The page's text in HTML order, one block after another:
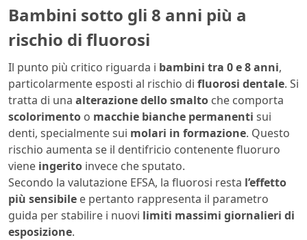
Bambini sotto gli 8 anni più a
rischio di fluorosi
Il punto più critico riguarda i bambini tra 0 e 8 anni,
particolarmente esposti al rischio di fluorosi dentale. Si
tratta di una alterazione dello smalto che comporta
scolorimento o macchie bianche permanenti sui
denti, specialmente sui molari in formazione. Questo
rischio aumenta se il dentifricio contenente fluoruro
viene ingerito invece che sputato.
Secondo la valutazione EFSA, la fluorosi resta l’effetto
più sensibile e pertanto rappresenta il parametro
guida per stabilire i nuovi limiti massimi giornalieri di
esposizione.